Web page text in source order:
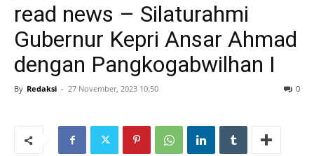
read news – Silaturahmi
Gubernur Kepri Ansar Ahmad
dengan Pangkogabwilhan I
By Redaksi - 27 November, 2023 10:50 0